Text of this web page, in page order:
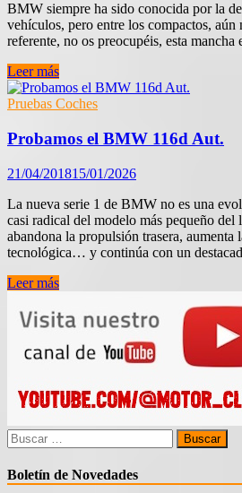
BMW siempre ha sido conocida por la
vehículos, pero entre los compactos, aún
referente, no os preocupéis, esta
Probamos
el
BMW
Leer más
Pruebas Coches
Probamos el BMW 116d Aut.
21/04/201815/01/2026
La nueva serie 1 de BMW no es una
casi radical del modelo más pequeño del
abandona la propulsión trasera, aumenta
tecnológica… y continúa con un
Probamos
BMW
116d
Aut.
Leer más
Buscar:
Boletín de Novedades